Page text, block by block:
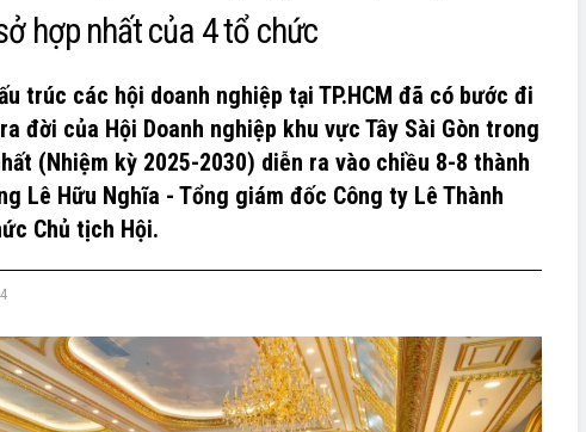
hợp nhất của 4 tổ chức
trúc các hội doanh nghiệp tại TP.HCM đã có bước đi
đời của Hội Doanh nghiệp khu vực Tây Sài Gòn trong
(Nhiệm kỳ 2025-2030) diễn ra vào chiều 8-8 thành
Lê Hữu Nghĩa - Tổng giám đốc Công ty Lê Thành
Chủ tịch Hội.